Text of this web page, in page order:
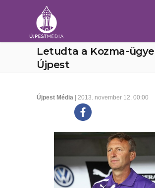
Letudta a Kozma-
Újpest
Újpest Média | 2013. november 12. 00:00